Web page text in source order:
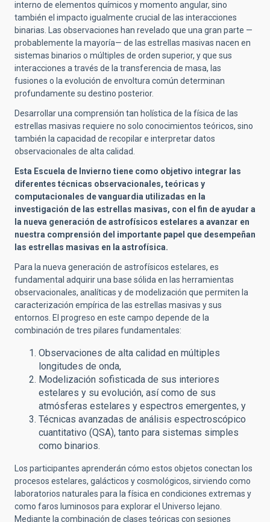
interno de elementos químicos y momento angular, sino
también el impacto igualmente crucial de las interacciones
binarias. Las observaciones han revelado que una gran parte —
probablemente la mayoría— de las estrellas masivas nacen en
sistemas binarios o múltiples de orden superior, y que sus
interacciones a través de la transferencia de masa, las
fusiones o la evolución de envoltura común determinan
profundamente su destino posterior.
Desarrollar una comprensión tan holística de la física de las
estrellas masivas requiere no solo conocimientos teóricos, sino
también la capacidad de recopilar e interpretar datos
observacionales de alta calidad.
Esta Escuela de Invierno tiene como objetivo integrar las
diferentes técnicas observacionales, teóricas y
computacionales de vanguardia utilizadas en la
investigación de las estrellas masivas, con el fin de ayudar a
la nueva generación de astrofísicos estelares a avanzar en
nuestra comprensión del importante papel que desempeñan
las estrellas masivas en la astrofísica.
Para la nueva generación de astrofísicos estelares, es
fundamental adquirir una base sólida en las herramientas
observacionales, analíticas y de modelización que permiten la
caracterización empírica de las estrellas masivas y sus
entornos. El progreso en este campo depende de la
combinación de tres pilares fundamentales:
Observaciones de alta calidad en múltiples
longitudes de onda,
Modelización sofisticada de sus interiores
estelares y su evolución, así como de sus
atmósferas estelares y espectros emergentes, y
Técnicas avanzadas de análisis espectroscópico
cuantitativo (QSA), tanto para sistemas simples
como binarios.
Los participantes aprenderán cómo estos objetos conectan los
procesos estelares, galácticos y cosmológicos, sirviendo como
laboratorios naturales para la física en condiciones extremas y
como faros luminosos para explorar el Universo lejano.
Mediante la combinación de clases teóricas con sesiones